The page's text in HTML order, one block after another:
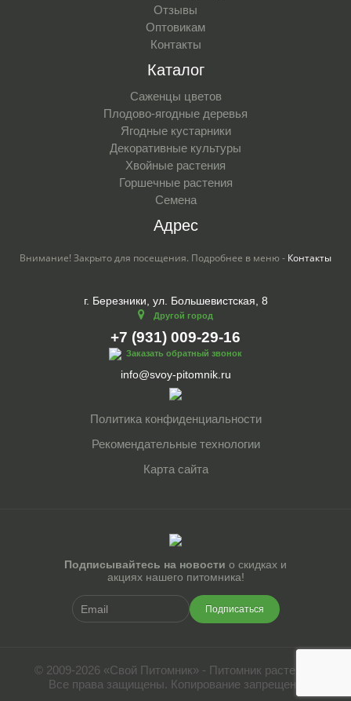
Отзывы
Оптовикам
Контакты
Каталог
Саженцы цветов
Плодово-ягодные деревья
Ягодные кустарники
Декоративные культуры
Хвойные растения
Горшечные растения
Семена
Адрес
Внимание! Закрыто для посещения. Подробнее в меню - Контакты
г. Березники, ул. Большевистская, 8
Другой город
+7 (931) 009-29-16
Заказать обратный звонок
info@svoy-pitomnik.ru
Политика конфиденциальности
Рекомендательные технологии
Карта сайта
Подписывайтесь на новости о скидках и
акциях нашего питомника!
Подписаться
© 2009-2026 «Свой Питомник» - Питомник растений.
Все права защищены. Копирование запрещено